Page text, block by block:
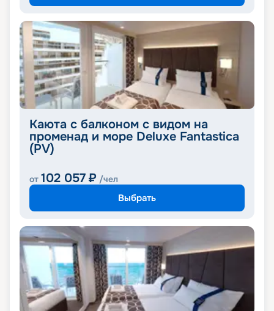
Каюта с балконом с видом на
променад и море Deluxe Fantastica
(PV)
от 102 057 ₽ /чел
Выбрать